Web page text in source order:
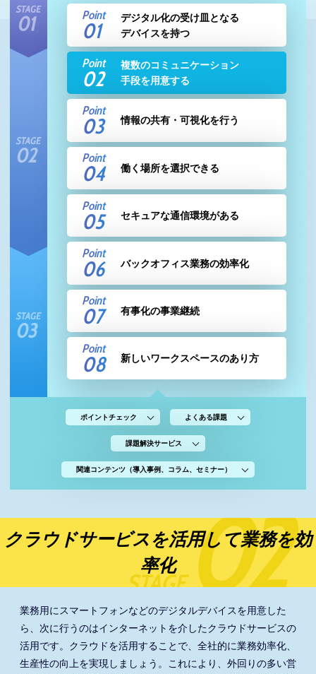
Point
01
デジタル化の受け皿となる
デバイスを持つ
Point
02
複数のコミュニケーション
手段を用意する
Point
03 情報の共有・ 可視化を行う
Point
04 働く場所を選択できる
Point
05 セキュアな通信環境がある
Point
06 バックオフィス業務の効率化
Point
07 有事化の事業継続
Point
08 新しいワークスペースのあり方
ポイントチェック よくある課題
課題解決サービス
関連コンテンツ（導入事例、コラム、セミナー）
STAGE02
クラウドサービスを活用して業務を効
率化
業務用にスマートフォンなどのデジタルデバイスを用意した
ら、次に行うのはインターネットを介したクラウドサービスの
活用です。クラウドを活用することで、全社的に業務効率化、
生産性の向上を実現しましょう。これにより、外回りの多い営